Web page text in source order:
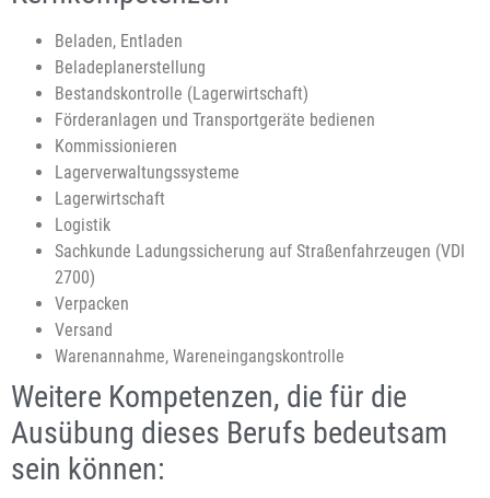
Beladen, Entladen
Beladeplanerstellung
Bestandskontrolle (Lagerwirtschaft)
Förderanlagen und Transportgeräte bedienen
Kommissionieren
Lagerverwaltungssysteme
Lagerwirtschaft
Logistik
Sachkunde Ladungssicherung auf Straßenfahrzeugen (VDI
2700)
Verpacken
Versand
Warenannahme, Wareneingangskontrolle
Weitere Kompetenzen, die für die
Ausübung dieses Berufs bedeutsam
sein können: